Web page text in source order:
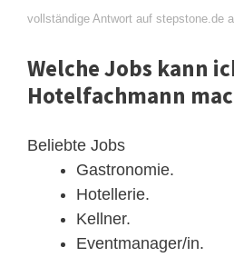
vollständige Antwort auf stepstone.de
Welche Jobs kann
Hotelfachmann
Beliebte Jobs
Gastronomie.
Hotellerie.
Kellner.
Eventmanager/in.